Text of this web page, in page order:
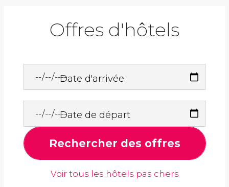
Offres d'hôtels
Date d'arrivée
Date de départ
Rechercher des offres
Voir tous les hôtels pas chers